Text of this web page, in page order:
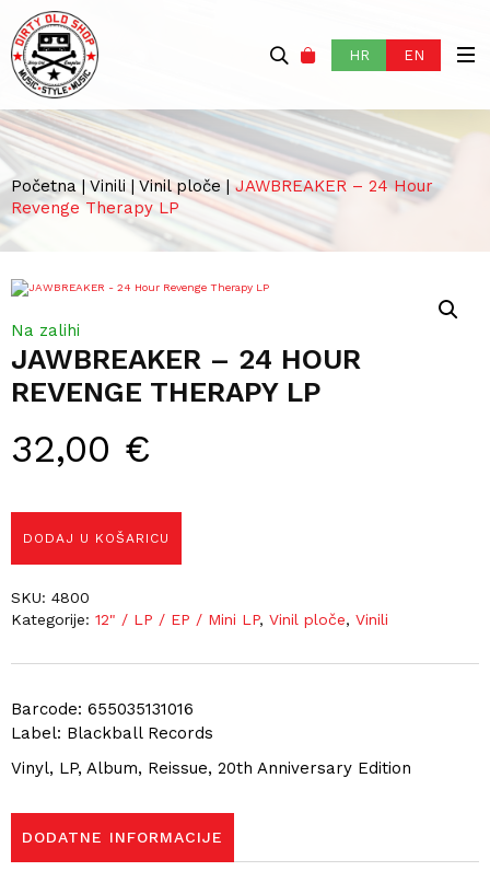
HR EN
Početna | Vinili | Vinil ploče|JAWBREAKER – 24 Hour
Revenge Therapy LP
JAWBREAKER – 24 HOUR
REVENGE THERAPY LP
32,00 €
Barcode: 655035131016
Label: Blackball Records
Vinyl, LP, Album, Reissue, 20th Anniversary Edition
Na zalihi
DODAJ U KOŠARICU
SKU: 4800
Kategorije: 12" / LP / EP / Mini LP, Vinil ploče, Vinili
DODATNE INFORMACIJE